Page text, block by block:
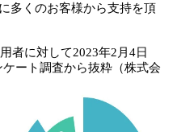
多くのお客様から支持を頂
者に対して2023年2月4日
ート調査から抜粋（株式会